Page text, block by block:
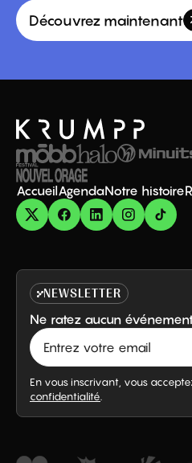
Découvrez maintenant
AccueilAgendaNotre histoire
NEWSLETTER
Ne ratez aucun
En vous inscrivant, vous
confidentialité